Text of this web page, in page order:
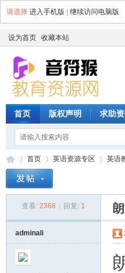
请选择 进入手机版 继续访问电脑版
设为首页 收藏本站
首页 版权声明 求助
首页
›
英语资源专区 英语
查看: 2368 回复: 1
adminali